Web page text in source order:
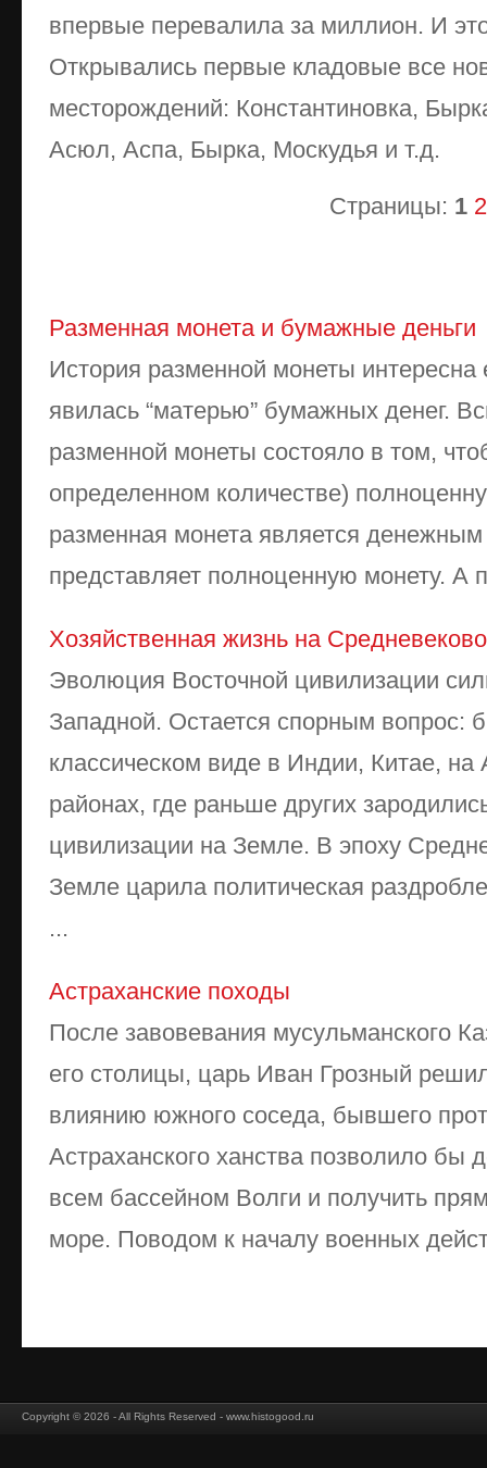
впервые перевалила за миллион. И
Открывались первые кладовые все
месторождений: Константиновка,
Асюл, Аспа, Бырка, Москудья и т.д.
Страницы: 1 2
Разменная монета и бумажные деньги
История разменной монеты
явилась “матерью” бумажных денег.
разменной монеты состояло в том,
определенном количестве)
разменная монета является денежным
представляет полноценную монету. А
Хозяйственная жизнь на
Эволюция Восточной цивилизации
Западной. Остается спорным вопрос:
классическом виде в Индии, Китае, на
районах, где раньше других
цивилизации на Земле. В эпоху
Земле царила политическая
...
Астраханские походы
После завовевания мусульманского
его столицы, царь Иван Грозный
влиянию южного соседа, бывшего
Астраханского ханства позволило бы
всем бассейном Волги и получить
море. Поводом к началу военных
Copyright © 2026 - All Rights Reserved - www.histogood.ru